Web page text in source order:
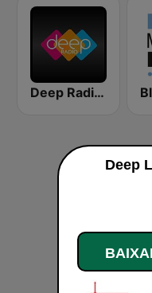
Deep Radio Europe
Deep